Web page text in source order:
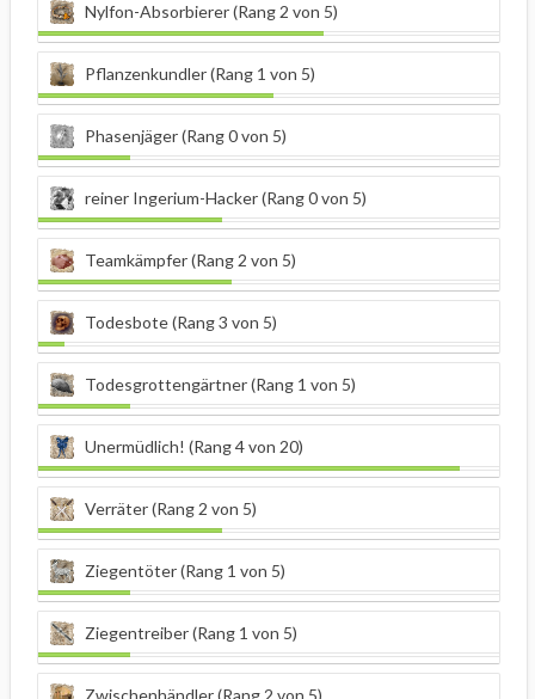
Nylfon-Absorbierer (Rang 2 von 5)
Pflanzenkundler (Rang 1 von 5)
Phasenjäger (Rang 0 von 5)
reiner Ingerium-Hacker (Rang 0 von 5)
Teamkämpfer (Rang 2 von 5)
Todesbote (Rang 3 von 5)
Todesgrottengärtner (Rang 1 von 5)
Unermüdlich! (Rang 4 von 20)
Verräter (Rang 2 von 5)
Ziegentöter (Rang 1 von 5)
Ziegentreiber (Rang 1 von 5)